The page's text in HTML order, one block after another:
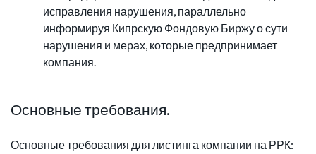
исправления нарушения, параллельно
информируя Кипрскую Фондовую Биржу о сути
нарушения и мерах, которые предпринимает
компания.
Основные требования.
Основные требования для листинга компании на РРК: